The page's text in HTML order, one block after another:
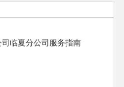
报告
临夏分公司服务指南